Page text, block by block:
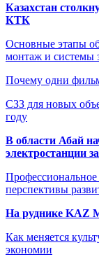
Казахстан
КТК
Основные этапы
монтаж и системы
Почему одни
СЗЗ для новых
году
В области Абай
электростанции
Профессиональное
перспективы
На руднике KAZ
Как меняется
экономии